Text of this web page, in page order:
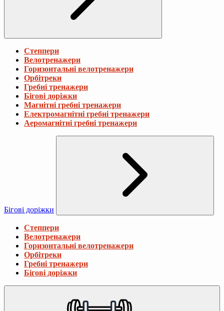
Степпери
Велотренажери
Горизонтальні велотренажери
Орбітреки
Гребні тренажери
Бігові доріжки
Магнітні гребні тренажери
Електромагнітні гребні тренажери
Аеромагнітні гребні тренажери
Бігові доріжки
Степпери
Велотренажери
Горизонтальні велотренажери
Орбітреки
Гребні тренажери
Бігові доріжки